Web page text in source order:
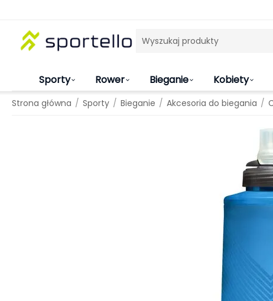
Sporty Rower Bieganie Kobiety
Strona główna / Sporty / Bieganie / Akcesoria do biegania /